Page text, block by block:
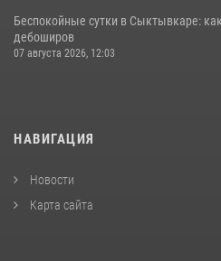
Беспокойные сутки в Сыктывкаре:
дебоширов
07 августа 2026, 12:03
НАВИГАЦИЯ
Новости
Карта сайта